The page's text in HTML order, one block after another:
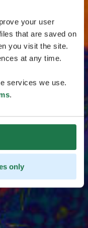
your user
that are saved on
you visit the site.
at any time.
services we use.
.
only